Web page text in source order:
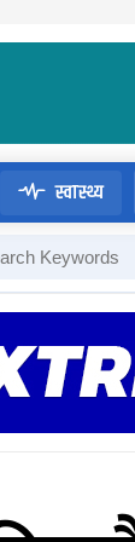
स्वास्थ्य